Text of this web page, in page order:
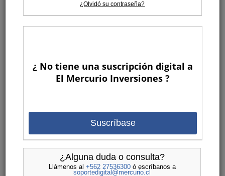
¿Olvidó su contraseña?
¿ No tiene una suscripción digital a
El Mercurio Inversiones ?
Suscríbase
¿Alguna duda o consulta?
Llámenos al +562 27536300ó escríbanos a
soportedigital@mercurio.cl